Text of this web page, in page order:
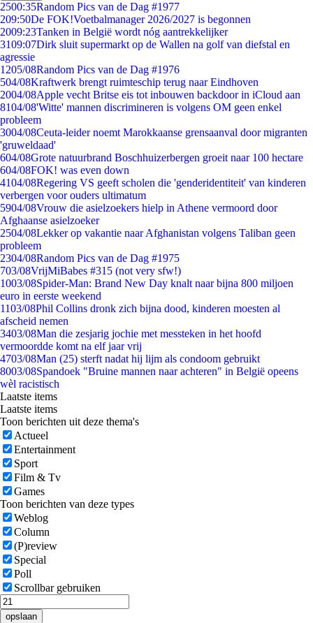
2500:35Random Pics van de Dag #1977
209:50De FOK!Voetbalmanager 2026/2027 is begonnen
2009:23Tanken in België wordt nóg aantrekkelijker
3109:07Dirk sluit supermarkt op de Wallen na golf van diefstal en
agressie
1205/08Random Pics van de Dag #1976
504/08Kraftwerk brengt ruimteschip terug naar Eindhoven
2004/08Apple vecht Britse eis tot inbouwen backdoor in iCloud aan
8104/08'Witte' mannen discrimineren is volgens OM geen enkel
probleem
3004/08Ceuta-leider noemt Marokkaanse grensaanval door migranten
'gruweldaad'
604/08Grote natuurbrand Boschhuizerbergen groeit naar 100 hectare
604/08FOK! was even down
4104/08Regering VS geeft scholen die 'genderidentiteit' van kinderen
verbergen voor ouders ultimatum
5904/08Vrouw die asielzoekers hielp in Athene vermoord door
Afghaanse asielzoeker
2504/08Lekker op vakantie naar Afghanistan volgens Taliban geen
probleem
2304/08Random Pics van de Dag #1975
703/08VrijMiBabes #315 (not very sfw!)
1003/08Spider-Man: Brand New Day knalt naar bijna 800 miljoen
euro in eerste weekend
1103/08Phil Collins dronk zich bijna dood, kinderen moesten al
afscheid nemen
3403/08Man die zesjarig jochie met messteken in het hoofd
vermoordde komt na elf jaar vrij
4703/08Man (25) sterft nadat hij lijm als condoom gebruikt
8003/08Spandoek "Bruine mannen naar achteren" in België opeens
wèl racistisch
Laatste items
Laatste items
Toon berichten uit deze thema's
Actueel
Entertainment
Sport
Film & Tv
Games
Toon berichten van deze types
Weblog
Column
(P)review
Special
Poll
Scrollbar gebruiken
opslaan